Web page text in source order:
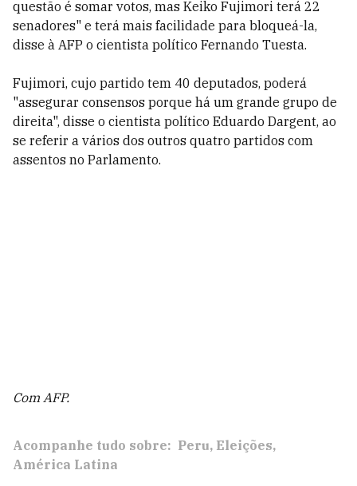
questão é somar votos, mas Keiko Fujimori terá 22
senadores" e terá mais facilidade para bloqueá-la,
disse à AFP o cientista político Fernando Tuesta.
Fujimori, cujo partido tem 40 deputados, poderá
"assegurar consensos porque há um grande grupo de
direita", disse o cientista político Eduardo Dargent, ao
se referir a vários dos outros quatro partidos com
assentos no Parlamento.
Com AFP.
Acompanhe tudo sobre: Peru Eleições
América Latina